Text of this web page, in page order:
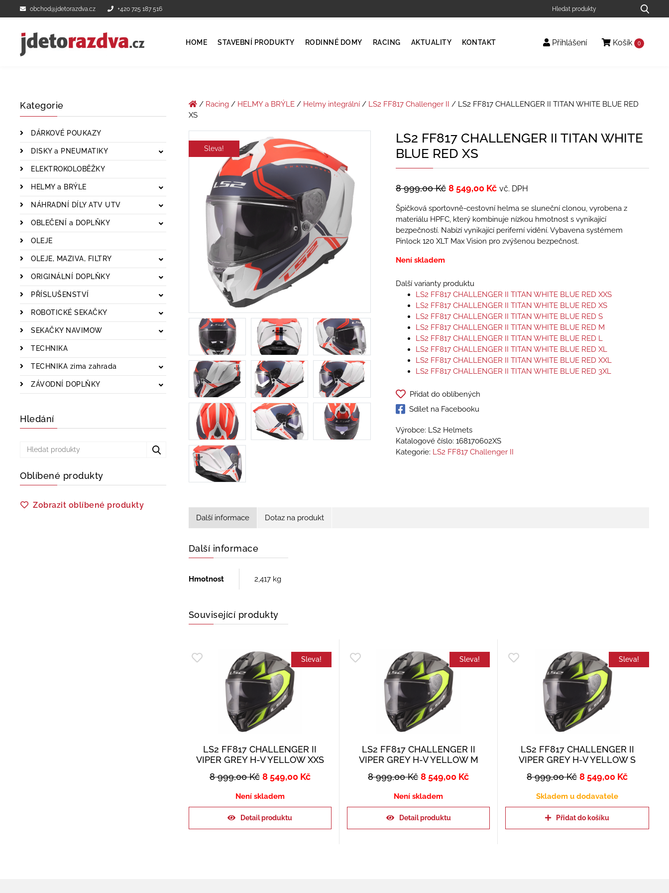
obchod@jdetorazdva.cz +420 725 187 516
HOME STAVEBNÍ PRODUKTY RODINNÉ DOMY RACING AKTUALITY KONTAKT Přihlášení Košík 0
Kategorie
DÁRKOVÉ POUKAZY
DISKY a PNEUMATIKY
ELEKTROKOLOBĚŽKY
HELMY a BRÝLE
NÁHRADNÍ DÍLY ATV UTV
OBLEČENÍ a DOPLŇKY
OLEJE
OLEJE, MAZIVA, FILTRY
ORIGINÁLNÍ DOPLŇKY
PŘÍSLUŠENSTVÍ
ROBOTICKÉ SEKAČKY
SEKAČKY NAVIMOW
TECHNIKA
TECHNIKA zima zahrada
ZÁVODNÍ DOPLŇKY
Hledání
Oblíbené produkty
Zobrazit oblíbené produkty
/ Racing/ HELMY a BRÝLE/ Helmy integrální/ LS2 FF817 Challenger II / LS2 FF817 CHALLENGER II TITAN WHITE BLUE RED
XS
Sleva!
LS2 FF817 CHALLENGER II TITAN WHITE
BLUE RED XS
8 999,00Kč 8 549,00 Kč vč. DPH
Špičková sportovně-cestovní helma se sluneční clonou, vyrobena z
materiálu HPFC, který kombinuje nízkou hmotnost s vynikající
bezpečností. Nabízí vynikající periferní vidění. Vybavena systémem
Pinlock 120 XLT Max Vision pro zvýšenou bezpečnost.
Není skladem
Další varianty produktu
LS2 FF817 CHALLENGER II TITAN WHITE BLUE RED XXS
LS2 FF817 CHALLENGER II TITAN WHITE BLUE RED XS
LS2 FF817 CHALLENGER II TITAN WHITE BLUE RED S
LS2 FF817 CHALLENGER II TITAN WHITE BLUE RED M
LS2 FF817 CHALLENGER II TITAN WHITE BLUE RED L
LS2 FF817 CHALLENGER II TITAN WHITE BLUE RED XL
LS2 FF817 CHALLENGER II TITAN WHITE BLUE RED XXL
LS2 FF817 CHALLENGER II TITAN WHITE BLUE RED 3XL
Přidat do oblíbených
Sdílet na Facebooku
Výrobce: LS2 Helmets
Katalogové číslo: 168170602XS
Kategorie: LS2 FF817 Challenger II
Další informace Dotaz na produkt
Další informace
Hmotnost 2,417 kg
Související produkty
Sleva!
LS2 FF817 CHALLENGER II
VIPER GREY H-V YELLOW XXS
8 999,00Kč 8 549,00 Kč
Není skladem
Detail produktu
Sleva!
LS2 FF817 CHALLENGER II
VIPER GREY H-V YELLOW M
8 999,00Kč 8 549,00 Kč
Není skladem
Detail produktu
Sleva!
LS2 FF817 CHALLENGER II
VIPER GREY H-V YELLOW S
8 999,00Kč 8 549,00 Kč
Skladem u dodavatele
Přidat do košíku